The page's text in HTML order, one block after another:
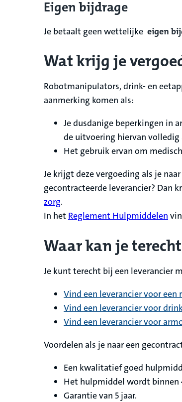
Eigen bijdrage
Je betaalt geen wettelijke eigen
Wat krijg je
Robotmanipulators, drink- en
aanmerking komen als:
Je dusdanige beperkingen in
de uitvoering hiervan
Het gebruik ervan om
Je krijgt deze vergoeding als je
gecontracteerde leverancier? Dan
zorg.
In het Reglement Hulpmiddelen
Waar kan je terecht
Je kunt terecht bij een leverancier
Vind een leverancier voor
Vind een leverancier voor
Vind een leverancier voor
Voordelen als je naar een
Een kwalitatief goed
Het hulpmiddel wordt binnen
Garantie van 5 jaar.